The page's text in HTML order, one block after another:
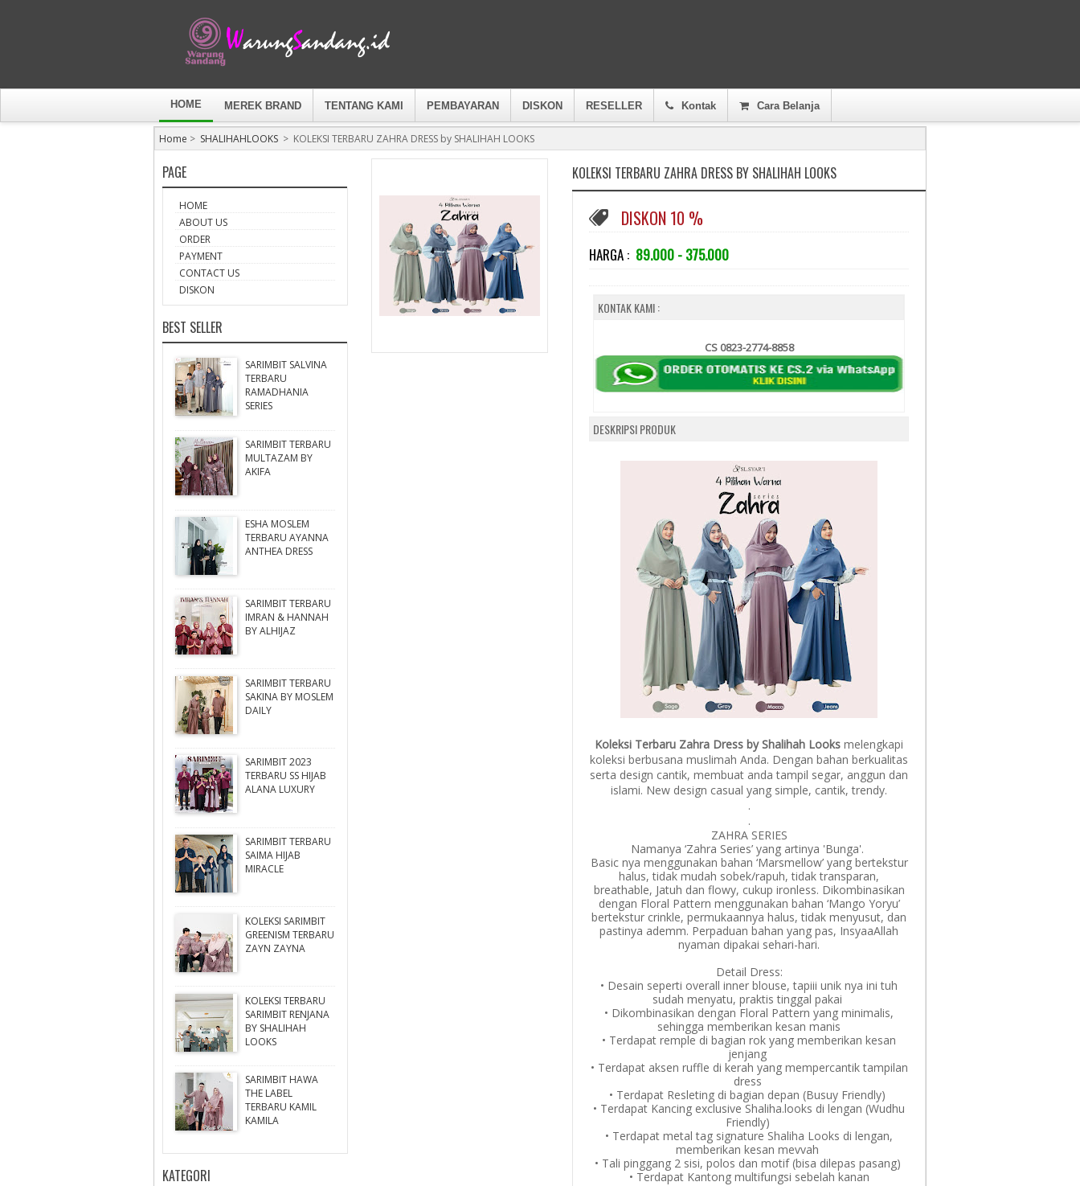
HOME MEREK BRAND TENTANG KAMI PEMBAYARAN DISKON RESELLER Kontak Cara Belanja
Home > SHALIHAHLOOKS > KOLEKSI TERBARU ZAHRA DRESS by SHALIHAH LOOKS
KOLEKSI TERBARU ZAHRA DRESS BY SHALIHAH LOOKS
DISKON 10 %
HARGA : 89.000 - 375.000
KONTAK KAMI :
CS 0823-2774-8858
DESKRIPSI PRODUK
Koleksi Terbaru Zahra Dress by Shalihah Looks melengkapi
koleksi berbusana muslimah Anda. Dengan bahan berkualitas
serta design cantik, membuat anda tampil segar, anggun dan
islami. New design casual yang simple, cantik, trendy.
.
.
ZAHRA SERIES
Namanya ‘Zahra Series’ yang artinya 'Bunga'.
Basic nya menggunakan bahan ‘Marsmellow’ yang bertekstur
halus, tidak mudah sobek/rapuh, tidak transparan,
breathable, Jatuh dan flowy, cukup ironless. Dikombinasikan
dengan Floral Pattern menggunakan bahan ‘Mango Yoryu’
bertekstur crinkle, permukaannya halus, tidak menyusut, dan
pastinya ademm. Perpaduan bahan yang pas, InsyaaAllah
nyaman dipakai sehari-hari.
Detail Dress:
• Desain seperti overall inner blouse, tapiii unik nya ini tuh
sudah menyatu, praktis tinggal pakai
• Dikombinasikan dengan Floral Pattern yang minimalis,
sehingga memberikan kesan manis
• Terdapat remple di bagian rok yang memberikan kesan
jenjang
• Terdapat aksen ruffle di kerah yang mempercantik tampilan
dress
• Terdapat Resleting di bagian depan (Busuy Friendly)
• Terdapat Kancing exclusive Shaliha.looks di lengan (Wudhu
Friendly)
• Terdapat metal tag signature Shaliha Looks di lengan,
memberikan kesan mevvah
• Tali pinggang 2 sisi, polos dan motif (bisa dilepas pasang)
• Terdapat Kantong multifungsi sebelah kanan
PAGE
HOME
ABOUT US
ORDER
PAYMENT
CONTACT US
DISKON
BEST SELLER
SARIMBIT SALVINA
TERBARU
RAMADHANIA
SERIES
SARIMBIT TERBARU
MULTAZAM BY
AKIFA
ESHA MOSLEM
TERBARU AYANNA
ANTHEA DRESS
SARIMBIT TERBARU
IMRAN & HANNAH
BY ALHIJAZ
SARIMBIT TERBARU
SAKINA BY MOSLEM
DAILY
SARIMBIT 2023
TERBARU SS HIJAB
ALANA LUXURY
SARIMBIT TERBARU
SAIMA HIJAB
MIRACLE
KOLEKSI SARIMBIT
GREENISM TERBARU
ZAYN ZAYNA
KOLEKSI TERBARU
SARIMBIT RENJANA
BY SHALIHAH
LOOKS
SARIMBIT HAWA
THE LABEL
TERBARU KAMIL
KAMILA
KATEGORI